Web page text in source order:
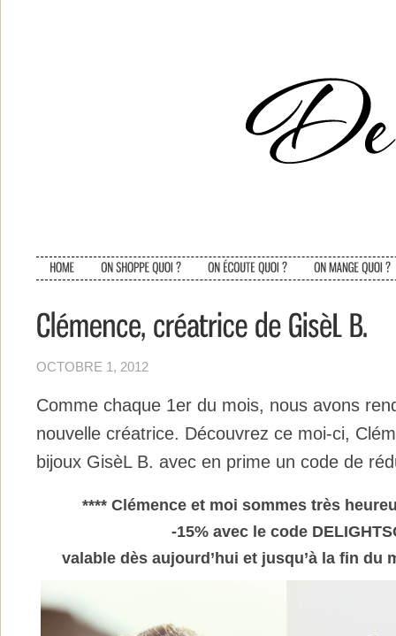
OCTOBRE 1, 2012
Comme chaque 1er du mois, nous avons
nouvelle créatrice. Découvrez ce moi-ci,
bijoux GisèL B. avec en prime un code de
**** Clémence et moi sommes très
-15% avec le code
valable dès aujourd’hui et jusqu’à la fin du